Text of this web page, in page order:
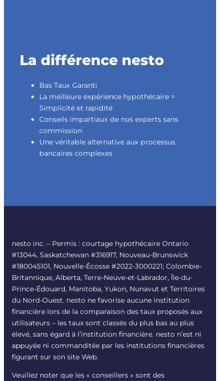
La différence nesto
Bas Taux Garanti
La meilleure expérience hypothécaire =
Simplicité et rapidité
Conseils impartiaux de nos experts sans
commission
Une véritable alternative aux processus
bancaires complexes
nesto inc. – Permis : courtage hypothécaire Ontario
#13044, Saskatchewan #316917, Nouveau-Brunswick
#180045101, Nouvelle-Écosse #2022-3000221; Colombie-
Britannique, Alberta, Terre-Neuve-et-Labrador, Île-du-
Prince-Édouard, Manitoba, Yukon, Nunavut et Territoires
du Nord-Ouest. nesto ne favorise aucune institution
financière lors de la comparaison des taux proposés aux
utilisateurs – les taux sont classés du plus bas au plus
élevé, sans égard à l’institution financière. nesto n’est ni
appuyée ni commanditée par les institutions financières
figurant sur son site Web.
Veuillez noter que les « conseillers » sont des